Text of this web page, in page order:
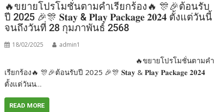
🔥ขยายโปรโมชั่นตามคำเรียกร้อง🔥 🎊🎉ต้อนรับ
ปี 2025 🎉🎊 𝐒𝐭𝐚𝐲 & 𝐏𝐥𝐚𝐲 𝐏𝐚𝐜𝐤𝐚𝐠𝐞 𝟐𝟎𝟐𝟒 ตั้งแต่วันนี้
จนถึงวันที่ 28 กุมภาพันธ์ 2568
18/02/2025 admin1
🔥ขยายโปรโมชั่นตามคำ
เรียกร้อง🔥 🎊🎉ต้อนรับปี 2025 🎉🎊 𝐒𝐭𝐚𝐲 & 𝐏𝐥𝐚𝐲 𝐏𝐚𝐜𝐤𝐚𝐠𝐞 𝟐𝟎𝟐𝟒
ตั้งแต่วันน…
READ MORE